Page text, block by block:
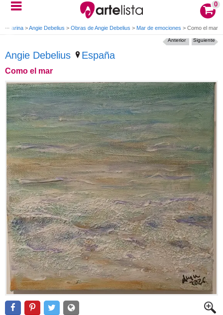
0
Marina >Angie Debelius > Obras de Angie Debelius > Mar de emociones > Como el mar
Angie Debelius España
Como el mar
Siguiente
Anterior